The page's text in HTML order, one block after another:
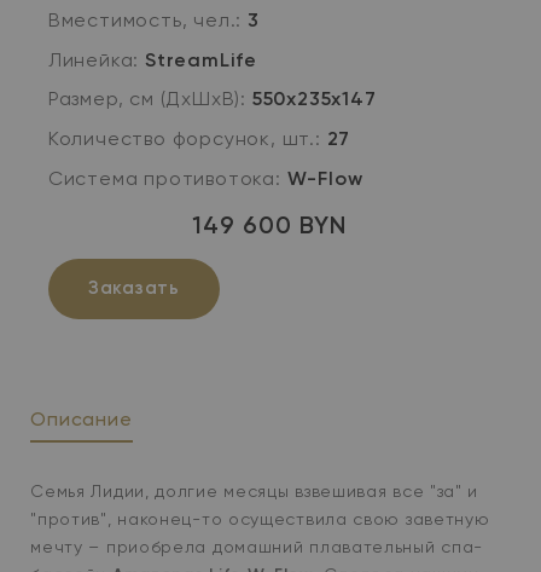
Вместимость, чел.: 3
Линейка: StreamLife
Размер, см (ДхШхВ): 550х235х147
Количество форсунок, шт.: 27
Система противотока: W-Flow
149 600 BYN
Заказать
Описание
Семья Лидии, долгие месяцы взвешивая все "за" и
"против", наконец-то осуществила свою заветную
мечту – приобрела домашний плавательный спа-